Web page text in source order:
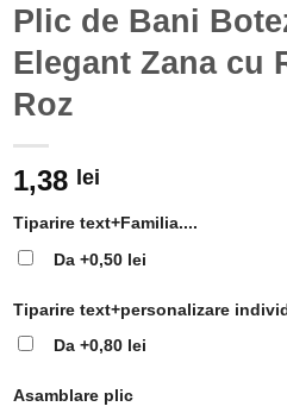
Plic de Bani
Elegant Zana cu
Roz
1,38 lei
Tiparire text+Familia....
Da +0,50 lei
Tiparire text+personalizare
Da +0,80 lei
Asamblare plic